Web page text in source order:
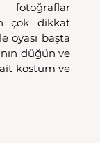
çok dikkat
oyası başta
düğün ve
kostüm ve